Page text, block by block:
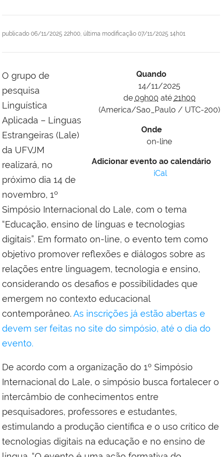
publicado 06/11/2025 22h00, última modificação 07/11/2025 14h01
Quando
14/11/2025
de 09h00 até 21h00
(America/Sao_Paulo / UTC-200)
Onde
on-line
Adicionar evento ao calendário
iCal
O grupo de
pesquisa
Linguística
Aplicada – Línguas
Estrangeiras (Lale)
da UFVJM
realizará, no
próximo dia 14 de
novembro, 1º
Simpósio Internacional do Lale, com o tema
“Educação, ensino de línguas e tecnologias
digitais”. Em formato on-line, o evento tem como
objetivo promover reflexões e diálogos sobre as
relações entre linguagem, tecnologia e ensino,
considerando os desafios e possibilidades que
emergem no contexto educacional
contemporâneo.As inscrições já estão abertas e
devem ser feitas no site do simpósio, até o dia do
evento.
De acordo com a organização do 1º Simpósio
Internacional do Lale, o simpósio busca fortalecer o
intercâmbio de conhecimentos entre
pesquisadores, professores e estudantes,
estimulando a produção científica e o uso crítico de
tecnologias digitais na educação e no ensino de